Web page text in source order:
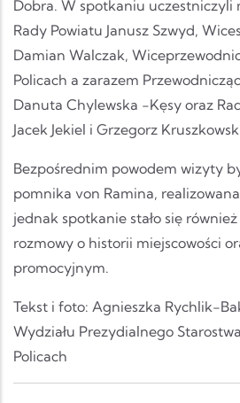
Dobra. W spotkaniu uczestniczyli
Rady Powiatu Janusz Szwyd,
Damian Walczak,
Policach a zarazem
Danuta Chylewska -Kęsy oraz
Jacek Jekiel i Grzegorz
Bezpośrednim powodem wizyty
pomnika von Ramina,
jednak spotkanie stało się
rozmowy o historii miejscowości
promocyjnym.
Tekst i foto: Agnieszka Rychlik-
Wydziału Prezydialnego
Policach